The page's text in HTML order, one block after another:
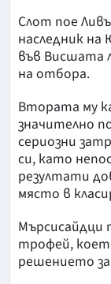
Слот пое
наследник
във Висшата
на отбора.
Втората му
значително
сериозни
си, като
резултати
място в
Мърсисайдци
трофей,
решението за